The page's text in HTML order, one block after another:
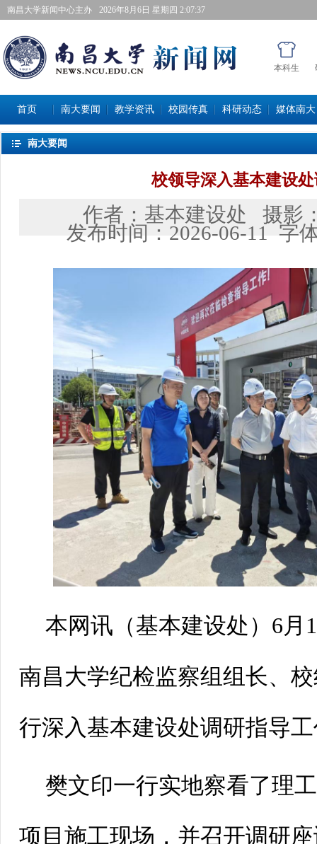
南昌大学新闻中心主办 2026年8月6日星期四 2:07:38
本科生
首页 南大要闻 教学资讯 校园传真 科研动态 媒体南大
南大要闻
校领导深入基本建设
作者： 基本建设处
摄影
发布时间： 2026-06-11 字
本网讯 （基本建设处） 6月
南昌大学纪检监察组组长、
行深入基本建设处调研指导
樊文印一行实地察看了理
项目施工现场，并召开调研